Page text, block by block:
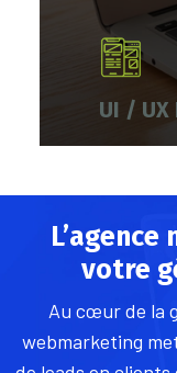
UI / UX
votre
Au cœur de la
webmarketing